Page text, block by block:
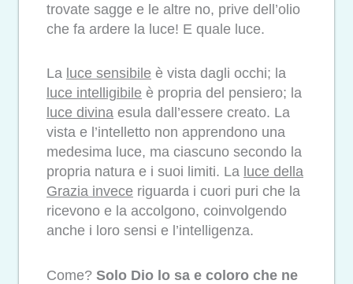
trovate sagge e le altre no, prive dell’olio
che fa ardere la luce! E quale luce.
La luce sensibile è vista dagli occhi; la
luce intelligibile è propria del pensiero; la
luce divina esula dall’essere creato. La
vista e l’intelletto non apprendono una
medesima luce, ma ciascuno secondo la
propria natura e i suoi limiti. La luce della
Grazia invece riguarda i cuori puri che la
ricevono e la accolgono, coinvolgendo
anche i loro sensi e l’intelligenza.
Come? Solo Dio lo sa e coloro che ne